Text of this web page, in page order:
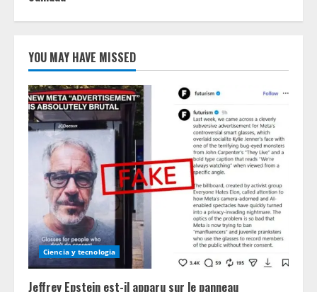
YOU MAY HAVE MISSED
Ciencia y tecnologia
Jeffrey Epstein est-il apparu sur le panneau